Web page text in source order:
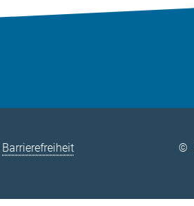
Barrierefreiheit ©